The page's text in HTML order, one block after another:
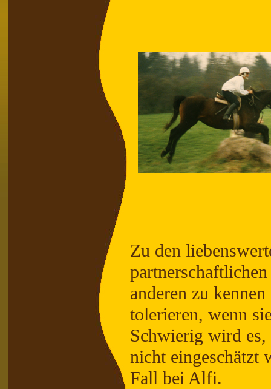
Zu den
anderen zu
tolerieren, wenn
Schwierig wird
nicht eingeschätzt
Fall bei Alfi.